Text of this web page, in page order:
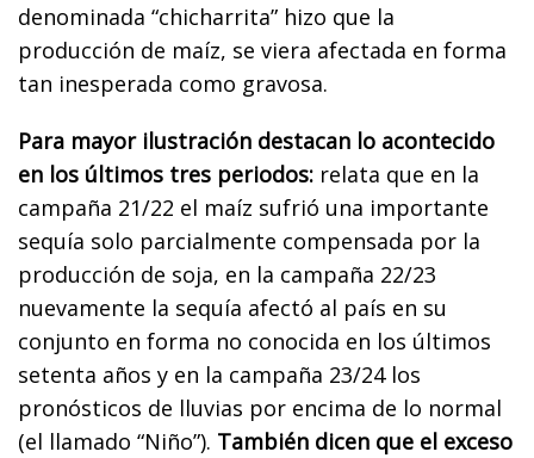
denominada “chicharrita” hizo que la
producción de maíz, se viera afectada en forma
tan inesperada como gravosa.
Para mayor ilustración destacan lo acontecido
en los últimos tres periodos: relata que en la
campaña 21/22 el maíz sufrió una importante
sequía solo parcialmente compensada por la
producción de soja, en la campaña 22/23
nuevamente la sequía afectó al país en su
conjunto en forma no conocida en los últimos
setenta años y en la campaña 23/24 los
pronósticos de lluvias por encima de lo normal
(el llamado “Niño”). También dicen que el exceso